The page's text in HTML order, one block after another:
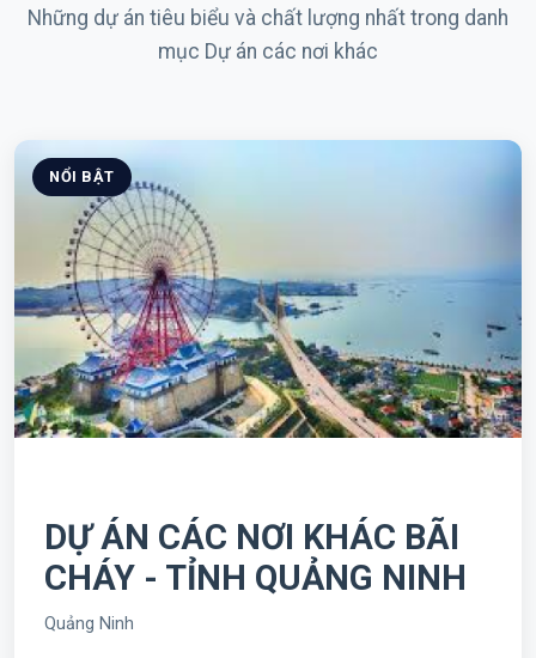
Những dự án tiêu biểu và chất lượng nhất trong danh
mục Dự án các nơi khác
NỔI BẬT
DỰ ÁN CÁC NƠI KHÁC BÃI
CHÁY - TỈNH QUẢNG NINH
Quảng Ninh